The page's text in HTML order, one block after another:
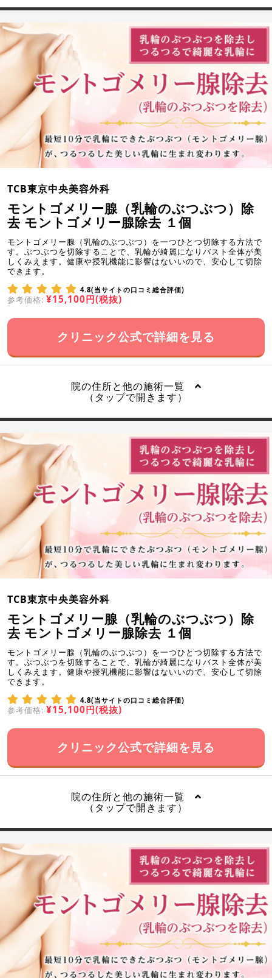
TCB東京中央美容外科
モントゴメリー腺（乳輪のぶつぶつ）除
去 モントゴメリー腺除去 １個
モントゴメリー腺（乳輪のぶつぶつ）を一つひとつ切除する方法で
す。ぶつぶつを切除することで、乳輪が綺麗になりバスト全体が美
しくみえます。健康や授乳機能に影響はないいので、安心して切除
できます。
4.8(当サイトの口コミ総合評価)
参考価格: ¥15,100円(税抜)
クリニック公式で詳細を見る
院の住所と他の施術一覧
（タップで開きます）
TCB東京中央美容外科
モントゴメリー腺（乳輪のぶつぶつ）除
去 モントゴメリー腺除去 １個
モントゴメリー腺（乳輪のぶつぶつ）を一つひとつ切除する方法で
す。ぶつぶつを切除することで、乳輪が綺麗になりバスト全体が美
しくみえます。健康や授乳機能に影響はないいので、安心して切除
できます。
4.8(当サイトの口コミ総合評価)
参考価格: ¥15,100円(税抜)
クリニック公式で詳細を見る
院の住所と他の施術一覧
（タップで開きます）